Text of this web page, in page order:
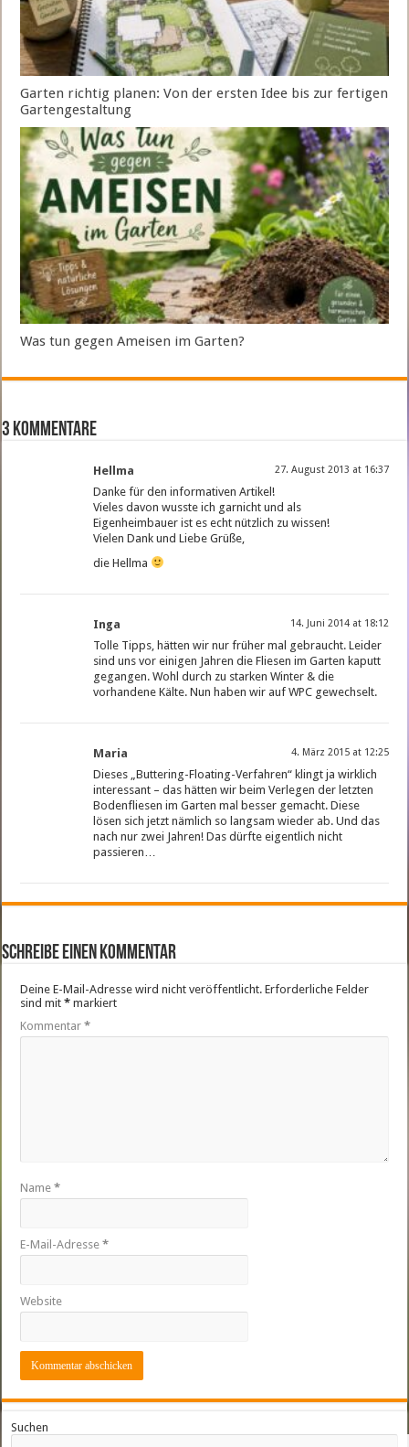
Garten richtig planen: Von der ersten Idee bis zur fertigen
Gartengestaltung
Was tun gegen Ameisen im Garten?
3 Kommentare
Hellma 27. August 2013 at 16:37
Danke für den informativen Artikel!
Vieles davon wusste ich garnicht und als
Eigenheimbauer ist es echt nützlich zu wissen!
Vielen Dank und Liebe Grüße,
die Hellma
Inga 14. Juni 2014 at 18:12
Tolle Tipps, hätten wir nur früher mal gebraucht. Leider
sind uns vor einigen Jahren die Fliesen im Garten kaputt
gegangen. Wohl durch zu starken Winter & die
vorhandene Kälte. Nun haben wir auf WPC gewechselt.
Maria 4. März 2015 at 12:25
Dieses „Buttering-Floating-Verfahren“ klingt ja wirklich
interessant – das hätten wir beim Verlegen der letzten
Bodenfliesen im Garten mal besser gemacht. Diese
lösen sich jetzt nämlich so langsam wieder ab. Und das
nach nur zwei Jahren! Das dürfte eigentlich nicht
passieren…
Schreibe einen Kommentar
Deine E-Mail-Adresse wird nicht veröffentlicht. Erforderliche Felder
sind mit* markiert
Kommentar*
Name*
E-Mail-Adresse*
Website
Suchen